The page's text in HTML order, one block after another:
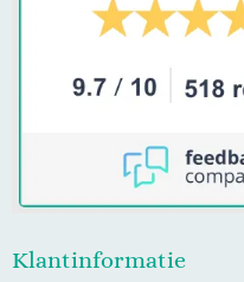
Klantinformatie